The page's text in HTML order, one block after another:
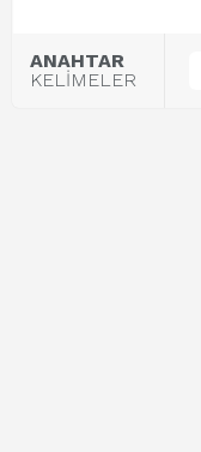
ANAHTAR
KELİMELER